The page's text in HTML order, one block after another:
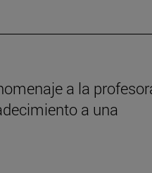
a la
a una